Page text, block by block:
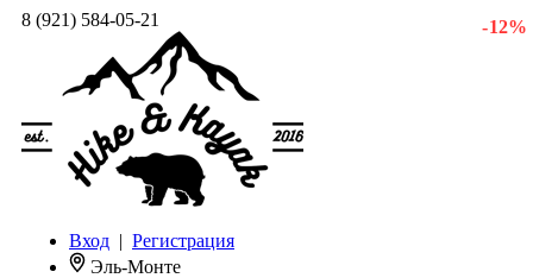
8 (921) 584-05-21
Вход | Регистрация
Эль-Монте
- 12 %